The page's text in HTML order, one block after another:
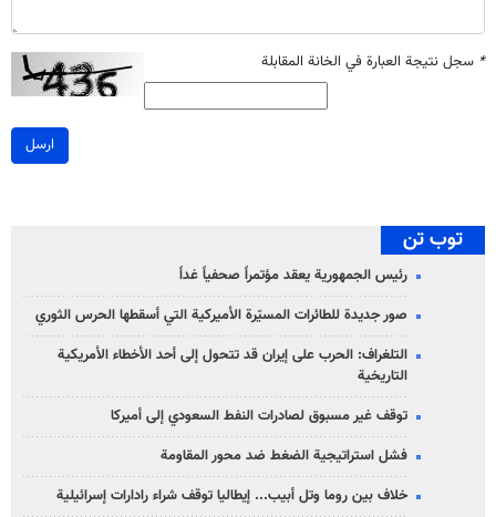
* سجل نتيجة العبارة في الخانة المقابلة
ارسل
توب تن
رئيس الجمهورية يعقد مؤتمراً صحفياً غداً
صور جديدة للطائرات المسيّرة الأميركية التي أسقطها الحرس الثوري
التلغراف: الحرب على إيران قد تتحول إلى أحد الأخطاء الأمريكية
التاريخية
توقف غير مسبوق لصادرات النفط السعودي إلى أميركا
فشل استراتيجية الضغط ضد محور المقاومة
خلاف بين روما وتل أبيب... إيطاليا توقف شراء رادارات إسرائيلية